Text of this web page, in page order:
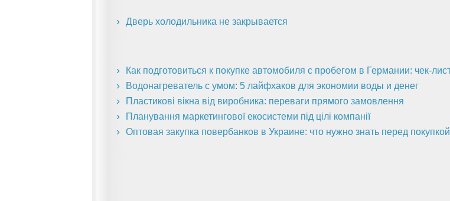
Дверь холодильника не закрывается
Как подготовиться к покупке автомобиля с пробегом в Германии: чек-
Водонагреватель с умом: 5 лайфхаков для экономии воды и денег
Пластикові вікна від виробника: переваги прямого замовлення
Планування маркетингової екосистеми під цілі компанії
Оптовая закупка повербанков в Украине: что нужно знать перед покупкой